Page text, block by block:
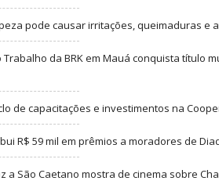
pode causar irritações, queimaduras e
Trabalho da BRK em Mauá conquista título
de capacitações e investimentos na
R$ 59 mil em prêmios a moradores de
a São Caetano mostra de cinema sobre